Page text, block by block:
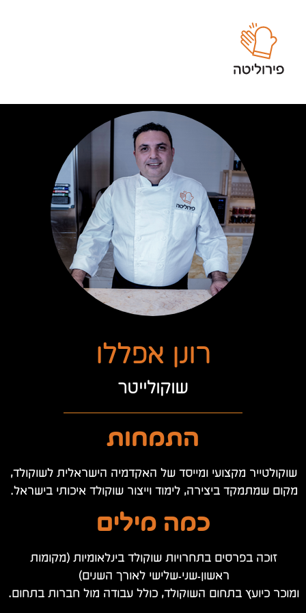
רונן אפללו
שוקולייטר
התמחות
שוקולטייר מקצועי ומייסד של האקדמיה הישראלית לשוקולד,
מקום שמתמקד ביצירה, לימוד וייצור שוקולד איכותי בישראל.
כמה מילים
זוכה בפרסים בתחרויות שוקולד בינלאומיות (מקומות
ראשון‑שני‑שלישי לאורך השנים)
ומוכר כיועץ בתחום השוקולד, כולל עבודה מול חברות בתחום.